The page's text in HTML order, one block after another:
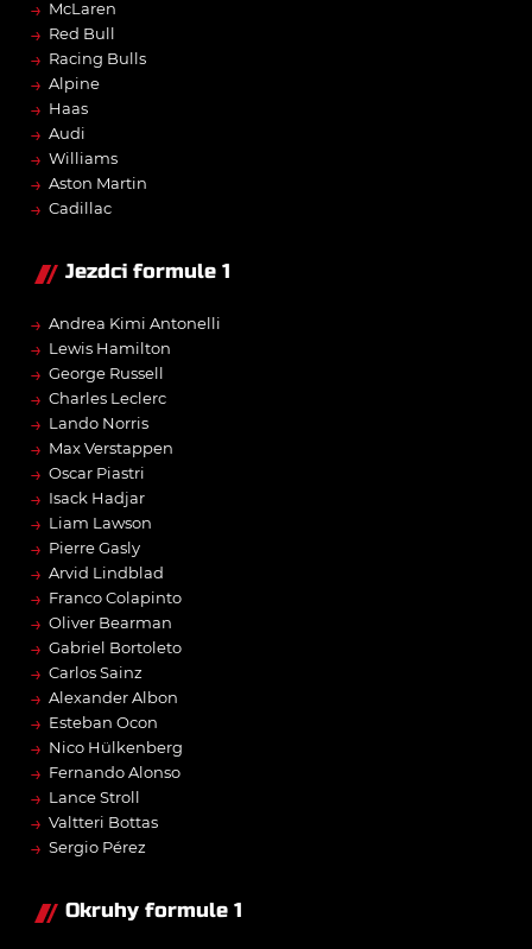
→ McLaren
→ Red Bull
→ Racing Bulls
→ Alpine
→ Haas
→ Audi
→ Williams
→ Aston Martin
→ Cadillac
Jezdci formule 1
→ Andrea Kimi Antonelli
→ Lewis Hamilton
→ George Russell
→ Charles Leclerc
→ Lando Norris
→ Max Verstappen
→ Oscar Piastri
→ Isack Hadjar
→ Liam Lawson
→ Pierre Gasly
→ Arvid Lindblad
→ Franco Colapinto
→ Oliver Bearman
→ Gabriel Bortoleto
→ Carlos Sainz
→ Alexander Albon
→ Esteban Ocon
→ Nico Hülkenberg
→ Fernando Alonso
→ Lance Stroll
→ Valtteri Bottas
→ Sergio Pérez
Okruhy formule 1